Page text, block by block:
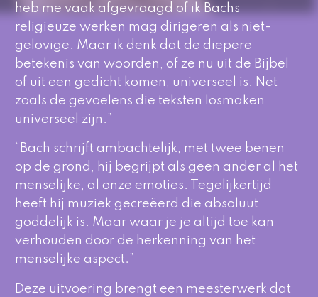
heb me vaak afgevraagd of ik Bachs
religieuze werken mag dirigeren als niet-
gelovige. Maar ik denk dat de diepere
betekenis van woorden, of ze nu uit de Bijbel
of uit een gedicht komen, universeel is. Net
zoals de gevoelens die teksten losmaken
universeel zijn.”
“Bach schrijft ambachtelijk, met twee benen
op de grond, hij begrijpt als geen ander al het
menselijke, al onze emoties. Tegelijkertijd
heeft hij muziek gecreëerd die absoluut
goddelijk is. Maar waar je je altijd toe kan
verhouden door de herkenning van het
menselijke aspect.”
Deze uitvoering brengt een meesterwerk dat